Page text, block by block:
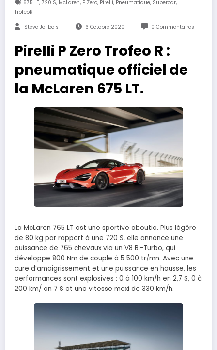
675 LT, 720 S, McLaren, P Zero, Pirelli, Pneumatique, Supercar,
TrofeoR
Steve Jolibois 6 Octobre 2020 0 Commentaires
Pirelli P Zero Trofeo R :
pneumatique officiel de
la McLaren 675 LT.
La McLaren 765 LT est une sportive aboutie. Plus légère
de 80 kg par rapport à une 720 S, elle annonce une
puissance de 765 chevaux via un V8 Bi-Turbo, qui
développe 800 Nm de couple à 5 500 tr/mn. Avec une
cure d’amaigrissement et une puissance en hausse, les
performances sont explosives : 0 à 100 km/h en 2,7 S, 0 à
200 km/ en 7 S et une vitesse maxi de 330 km/h.